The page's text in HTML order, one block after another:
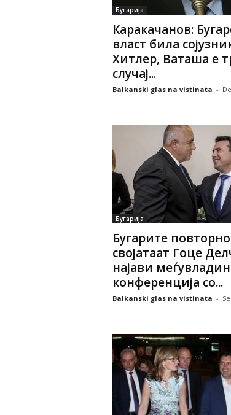
Бугарија
Каракачанов:
власт била
Хитлер, Ваташа е
случај...
Balkanski glas na vistinata -
Бугарија
Бугарите
својатаат Гоце
најави
конференција со...
Balkanski glas na vistinata -